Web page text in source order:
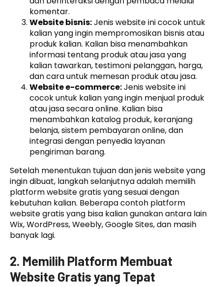
komentar.
Website bisnis:Jenis website ini cocok untuk
kalian yang ingin mempromosikan bisnis atau
produk kalian. Kalian bisa menambahkan
informasi tentang produk atau jasa yang
kalian tawarkan, testimoni pelanggan, harga,
dan cara untuk memesan produk atau jasa.
Website e-commerce:Jenis website ini
cocok untuk kalian yang ingin menjual produk
atau jasa secara online. Kalian bisa
menambahkan katalog produk, keranjang
belanja, sistem pembayaran online, dan
integrasi dengan penyedia layanan
pengiriman barang.
Setelah menentukan tujuan dan jenis website yang
ingin dibuat, langkah selanjutnya adalah memilih
platform website gratis yang sesuai dengan
kebutuhan kalian. Beberapa contoh platform
website gratis yang bisa kalian gunakan antara lain
Wix, WordPress, Weebly, Google Sites, dan masih
banyak lagi.
2. Memilih Platform Membuat
Website Gratis yang Tepat